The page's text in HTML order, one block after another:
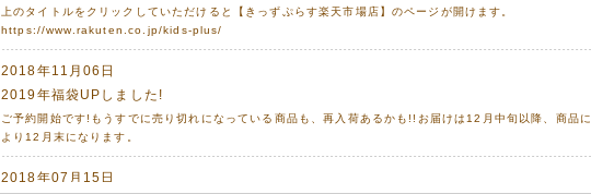
上のタイトルをクリックしていただけると【きっずぷらす楽天市場店】のページが開けます。
https://www.rakuten.co.jp/kids-plus/
2018年11月06日
2019年福袋UPしました!
ご予約開始です!もうすでに売り切れになっている商品も、再入荷あるかも!!お届けは12月中旬以降、商品に
より12月末になります。
2018年07月15日